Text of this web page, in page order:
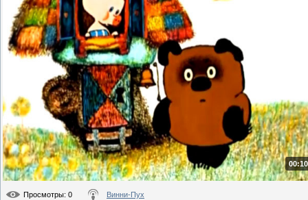
Просмотры: 0 Винни-Пух